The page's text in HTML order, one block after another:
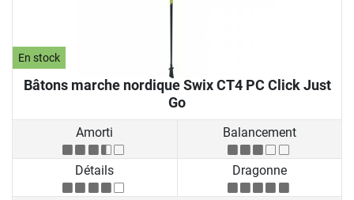
En stock
Bâtons marche nordique Swix CT4 PC Click Just
Go
Amorti Balancement
Détails Dragonne